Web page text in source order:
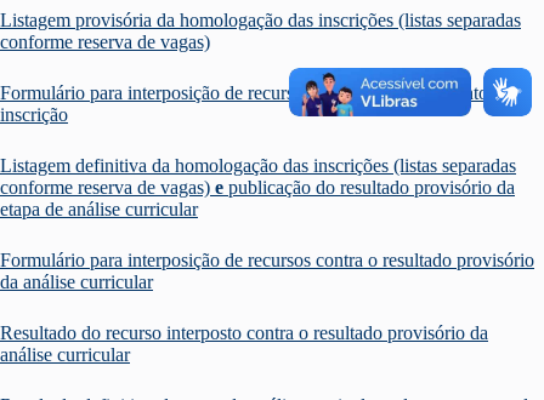
Listagem provisória da homologação das inscrições (listas separadas
conforme reserva de vagas)
Formulário para interposição de recursos contra o indeferimento da
inscrição
Listagem definitiva da homologação das inscrições (listas separadas
conforme reserva de vagas) e publicação do resultado provisório da
etapa de análise curricular
Formulário para interposição de recursos contra o resultado provisório
da análise curricular
Resultado do recurso interposto contra o resultado provisório da
análise curricular